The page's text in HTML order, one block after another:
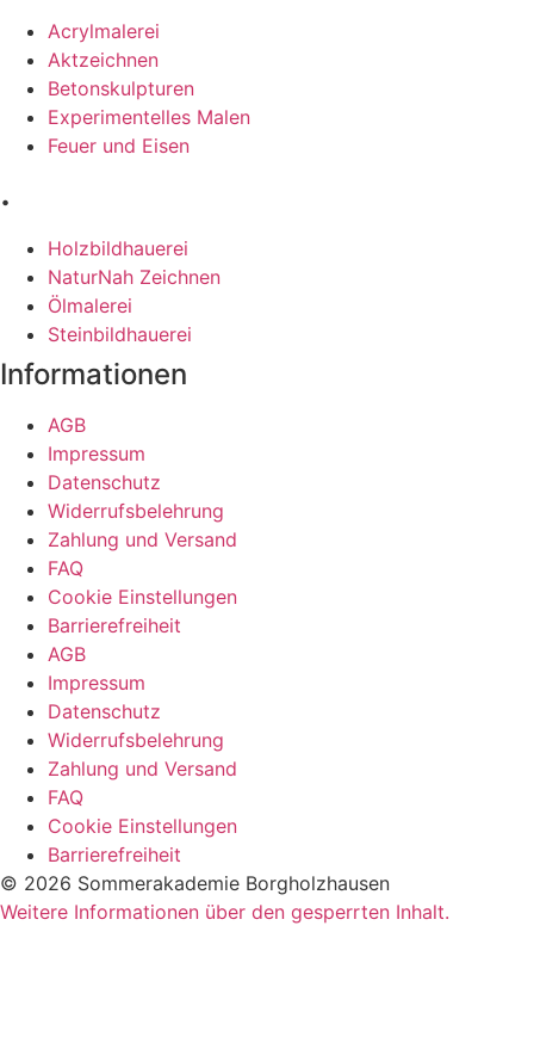
Acrylmalerei
Aktzeichnen
Betonskulpturen
Experimentelles Malen
Feuer und Eisen
.
Holzbildhauerei
NaturNah Zeichnen
Ölmalerei
Steinbildhauerei
Informationen
AGB
Impressum
Datenschutz
Widerrufsbelehrung
Zahlung und Versand
FAQ
Cookie Einstellungen
Barrierefreiheit
AGB
Impressum
Datenschutz
Widerrufsbelehrung
Zahlung und Versand
FAQ
Cookie Einstellungen
Barrierefreiheit
© 2026 Sommerakademie Borgholzhausen
Weitere Informationen über den gesperrten Inhalt.